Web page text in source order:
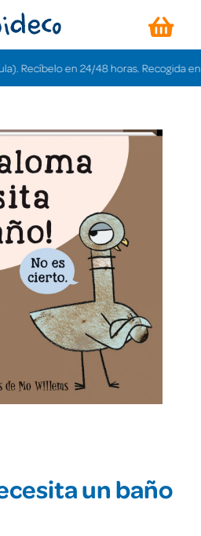
en 24/48 horas. Recogida en
un baño